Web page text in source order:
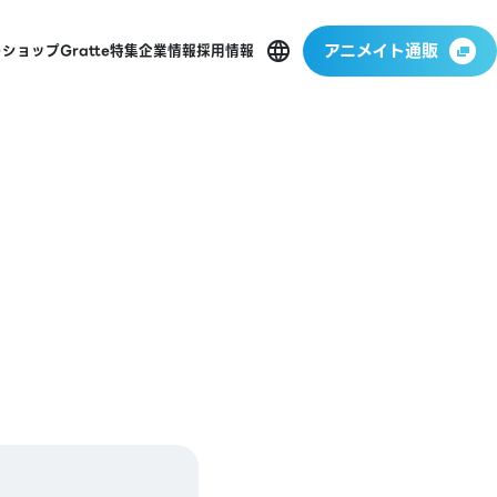
ョップGratte特集企業情報採用情報 アニメイト通販